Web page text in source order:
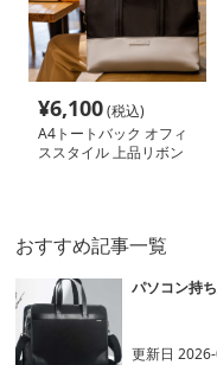
¥6,100(税込)
A4トートバック オフィ
ススタイル 上品リボン
おすすめ記事一覧
パソコン持
更新日